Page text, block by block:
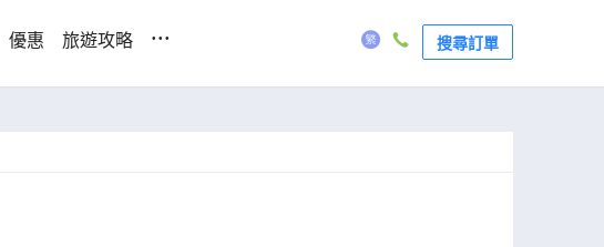
優惠 旅遊攻略 ... 搜尋訂單